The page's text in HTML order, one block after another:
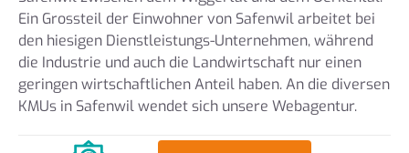
Ein Grossteil der Einwohner von Safenwil arbeitet bei
den hiesigen Dienstleistungs-Unternehmen, während
die Industrie und auch die Landwirtschaft nur einen
geringen wirtschaftlichen Anteil haben. An die diversen
KMUs in Safenwil wendet sich unsere Webagentur.